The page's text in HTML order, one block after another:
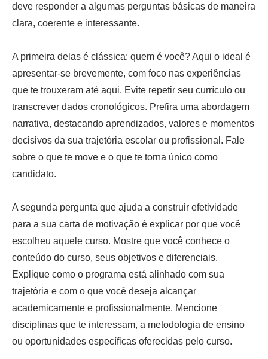
deve responder a algumas perguntas básicas de maneira
clara, coerente e interessante.
A primeira delas é clássica: quem é você? Aqui o ideal é
apresentar-se brevemente, com foco nas experiências
que te trouxeram até aqui. Evite repetir seu currículo ou
transcrever dados cronológicos. Prefira uma abordagem
narrativa, destacando aprendizados, valores e momentos
decisivos da sua trajetória escolar ou profissional. Fale
sobre o que te move e o que te torna único como
candidato.
A segunda pergunta que ajuda a construir efetividade
para a sua carta de motivação é explicar por que você
escolheu aquele curso. Mostre que você conhece o
conteúdo do curso, seus objetivos e diferenciais.
Explique como o programa está alinhado com sua
trajetória e com o que você deseja alcançar
academicamente e profissionalmente. Mencione
disciplinas que te interessam, a metodologia de ensino
ou oportunidades específicas oferecidas pelo curso.